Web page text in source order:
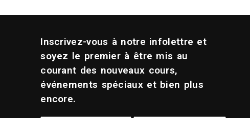
Inscrivez-vous à notre infolettre et
soyez le premier à être mis au
courant des nouveaux cours,
événements spéciaux et bien plus
encore.